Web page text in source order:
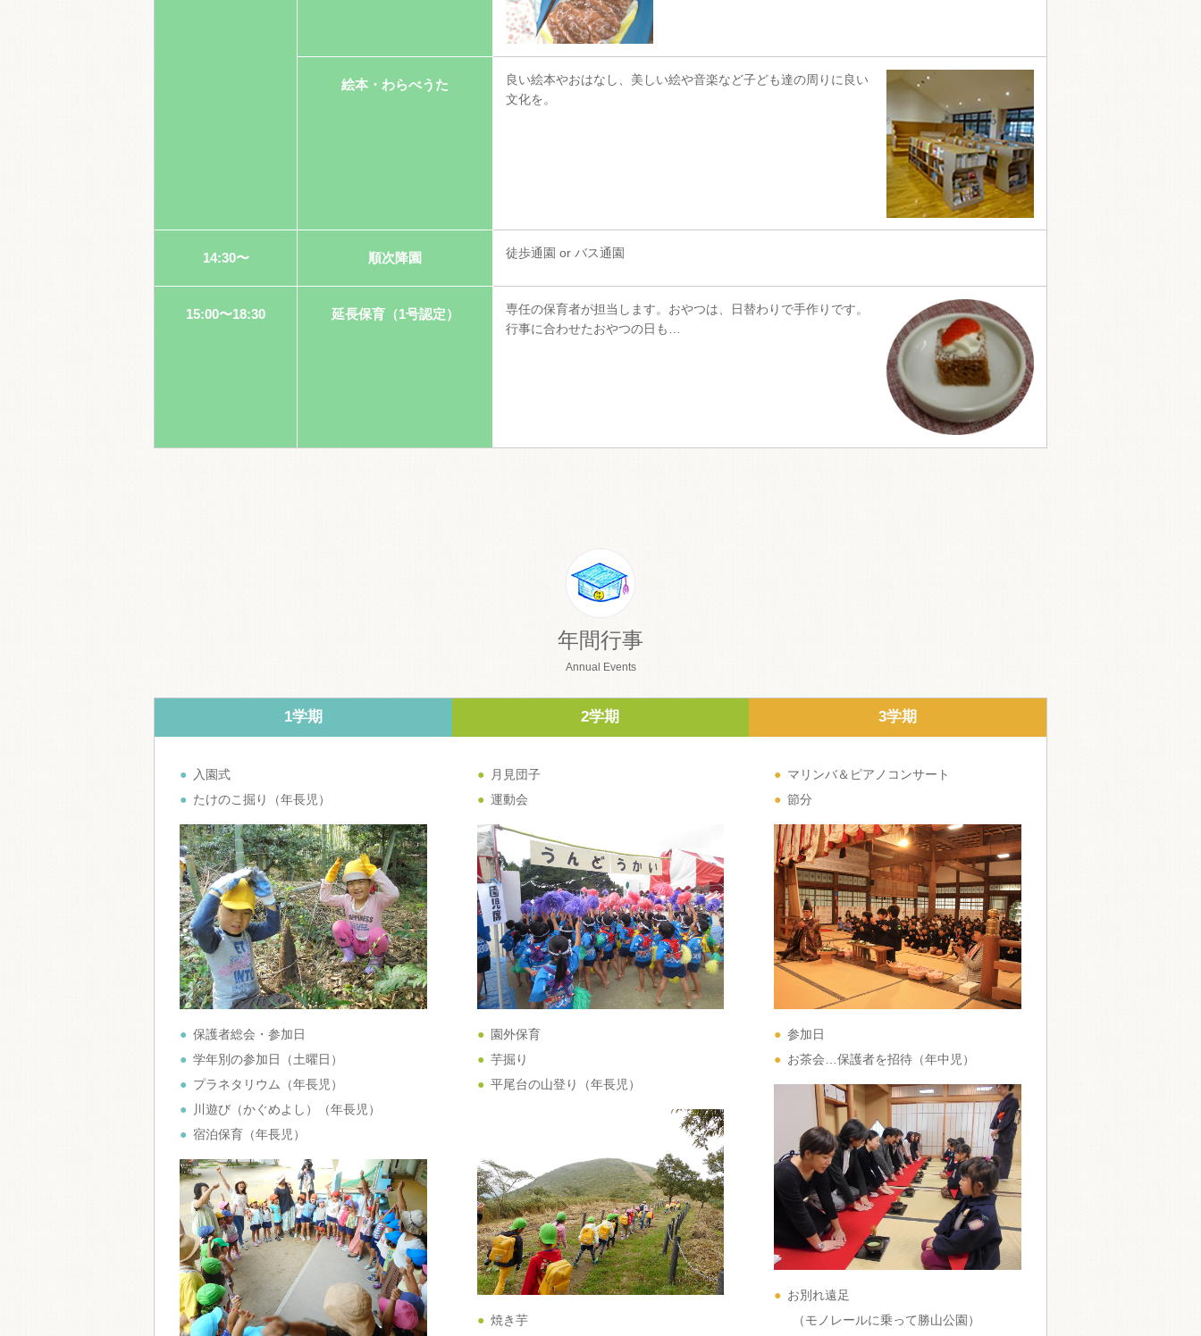
絵本・わらべうた
良い絵本やおはなし、美しい絵や音楽など子ども達の周りに良い
文化を。
14:30〜 順次降園 徒歩通園 or バス通園
15:00〜18:30 延長保育（1号認定）
専任の保育者が担当します。おやつは、日替わりで手作りです。
行事に合わせたおやつの日も…
年間行事
Annual Events
1学期
入園式
たけのこ掘り（年長児）
保護者総会・参加日
学年別の参加日（土曜日）
プラネタリウム（年長児）
川遊び（かぐめよし）（年長児）
宿泊保育（年長児）
2学期
月見団子
運動会
園外保育
芋掘り
平尾台の山登り（年長児）
焼き芋
3学期
マリンバ＆ピアノコンサート
節分
参加日
お茶会…保護者を招待（年中児）
お別れ遠足
（モノレールに乗って勝山公園）